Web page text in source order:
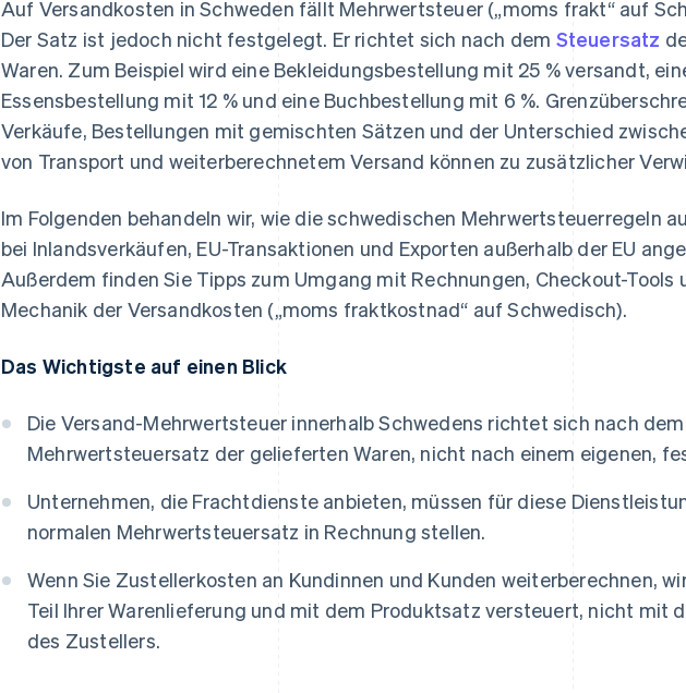
Auf Versandkosten in Schweden fällt Mehrwertsteuer („moms frakt“ auf
Der Satz ist jedoch nicht festgelegt. Er richtet sich nach dem Steuersatz
Waren. Zum Beispiel wird eine Bekleidungsbestellung mit 25 % versandt,
Essensbestellung mit 12 % und eine Buchbestellung mit 6 %.
Verkäufe, Bestellungen mit gemischten Sätzen und der Unterschied
von Transport und weiterberechnetem Versand können zu zusätzlicher
Im Folgenden behandeln wir, wie die schwedischen Mehrwertsteuerregeln
bei Inlandsverkäufen, EU-Transaktionen und Exporten außerhalb der EU
Außerdem finden Sie Tipps zum Umgang mit Rechnungen, Checkout-Tools
Mechanik der Versandkosten („moms fraktkostnad“ auf Schwedisch).
Das Wichtigste auf einen Blick
Die Versand-Mehrwertsteuer innerhalb Schwedens richtet sich nach dem
Mehrwertsteuersatz der gelieferten Waren, nicht nach einem eigenen,
Unternehmen, die Frachtdienste anbieten, müssen für diese
normalen Mehrwertsteuersatz in Rechnung stellen.
Wenn Sie Zustellerkosten an Kundinnen und Kunden weiterberechnen,
Teil Ihrer Warenlieferung und mit dem Produktsatz versteuert, nicht mit
des Zustellers.